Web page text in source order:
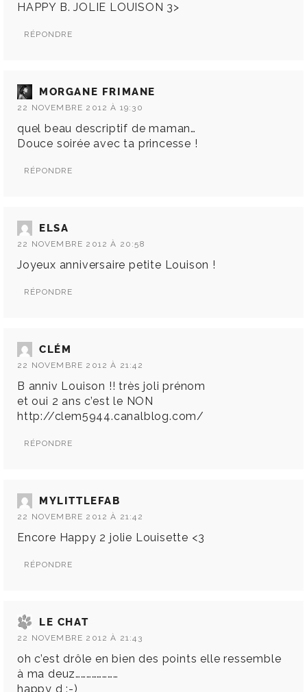
HAPPY B. JOLIE LOUISON 3>
RÉPONDRE
MORGANE FRIMANE
22 NOVEMBRE 2012 À 19:30
quel beau descriptif de maman…
Douce soirée avec ta princesse !
RÉPONDRE
ELSA
22 NOVEMBRE 2012 À 20:58
Joyeux anniversaire petite Louison !
RÉPONDRE
CLÉM
22 NOVEMBRE 2012 À 21:42
B anniv Louison !! très joli prénom
et oui 2 ans c’est le NON
http://clem5944.canalblog.com/
RÉPONDRE
MYLITTLEFAB
22 NOVEMBRE 2012 À 21:42
Encore Happy 2 jolie Louisette <3
RÉPONDRE
LE CHAT
22 NOVEMBRE 2012 À 21:43
oh c’est drôle en bien des points elle ressemble
à ma deuz……………………
happy d :-)